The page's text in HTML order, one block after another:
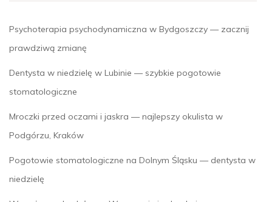
Psychoterapia psychodynamiczna w Bydgoszczy — zacznij
prawdziwą zmianę
Dentysta w niedzielę w Lubinie — szybkie pogotowie
stomatologiczne
Mroczki przed oczami i jaskra — najlepszy okulista w
Podgórzu, Kraków
Pogotowie stomatologiczne na Dolnym Śląsku — dentysta w
niedzielę